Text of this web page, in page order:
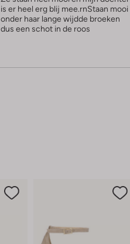
r
r
is er heel erg blij mee.rnStaan mooi
onder haar lange wijdde broeken
dus een schot in de roos